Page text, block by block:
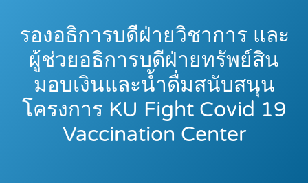
รองอธิการบดีฝ่ายวิชาการ และ
ผู้ช่วยอธิการบดีฝ่ายทรัพย์สิน
มอบเงินและน้ำดื่มสนับสนุน
โครงการ KU Fight Covid 19
Vaccination Center